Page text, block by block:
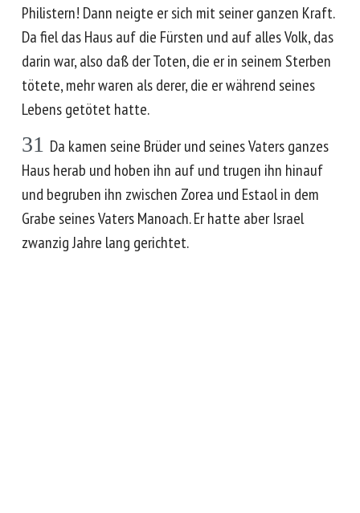
Philistern! Dann neigte er sich mit seiner ganzen Kraft.
Da fiel das Haus auf die Fürsten und auf alles Volk, das
darin war, also daß der Toten, die er in seinem Sterben
tötete, mehr waren als derer, die er während seines
Lebens getötet hatte.
31 Da kamen seine Brüder und seines Vaters ganzes
Haus herab und hoben ihn auf und trugen ihn hinauf
und begruben ihn zwischen Zorea und Estaol in dem
Grabe seines Vaters Manoach. Er hatte aber Israel
zwanzig Jahre lang gerichtet.